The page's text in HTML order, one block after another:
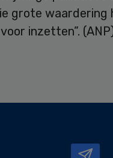
grote waardering
inzetten”.